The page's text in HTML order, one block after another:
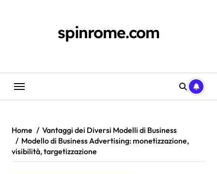
spinrome.com
Home
Vantaggi dei Diversi Modelli di Business
Modello di Business Advertising: monetizzazione,
visibilità, targetizzazione